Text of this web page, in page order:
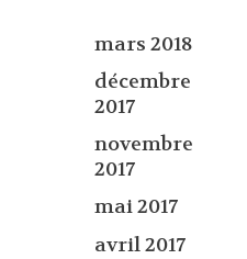
mars 2018
décembre
2017
novembre
2017
mai 2017
avril 2017